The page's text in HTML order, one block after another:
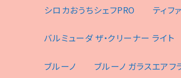
シロカおうちシェフPRO ティフ
バルミューダ ザ・クリーナー ライト
ブルーノ ブルーノ ガラスエアフ